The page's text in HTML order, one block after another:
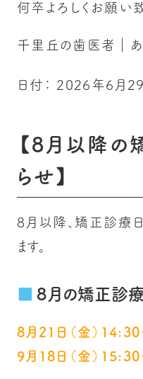
何卒よろしくお願い致
千里丘の歯医者｜あ
日付： 2026年6月29
【8月以降の
らせ】
8月以降、矯正診療
ます。
8月の矯正診
8月21日（金）
9月18日（金）